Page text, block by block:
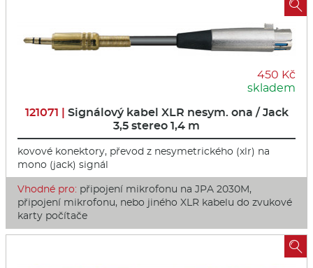
450 Kč
skladem
121071 | Signálový kabel XLR nesym. ona / Jack
3,5 stereo 1,4 m
kovové konektory, převod z nesymetrického (xlr) na
mono (jack) signál
Vhodné pro: připojení mikrofonu na JPA 2030M,
připojení mikrofonu, nebo jiného XLR kabelu do zvukové
karty počítače

